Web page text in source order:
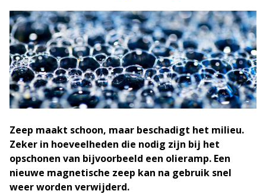
Zeep maakt schoon, maar beschadigt het milieu.
Zeker in hoeveelheden die nodig zijn bij het
opschonen van bijvoorbeeld een olieramp. Een
nieuwe magnetische zeep kan na gebruik snel
weer worden verwijderd.